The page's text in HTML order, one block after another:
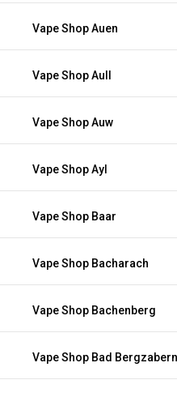
Vape Shop Auen
Vape Shop Aull
Vape Shop Auw
Vape Shop Ayl
Vape Shop Baar
Vape Shop Bacharach
Vape Shop Bachenberg
Vape Shop Bad Bergzabern